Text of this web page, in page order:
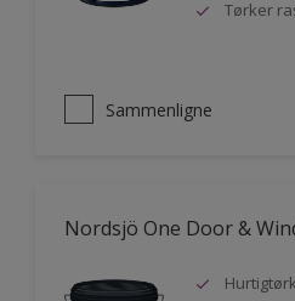
Tørker
Sammenligne
Nordsjö One Door &